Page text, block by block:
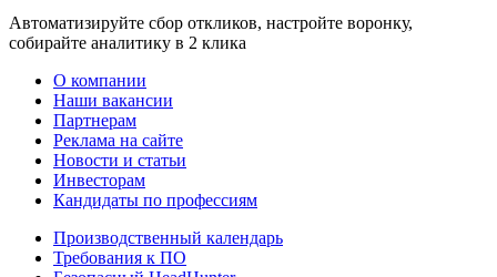
Автоматизируйте сбор откликов, настройте воронку,
собирайте аналитику в 2 клика
О компании
Наши вакансии
Партнерам
Реклама на сайте
Новости и статьи
Инвесторам
Кандидаты по профессиям
Производственный календарь
Требования к ПО